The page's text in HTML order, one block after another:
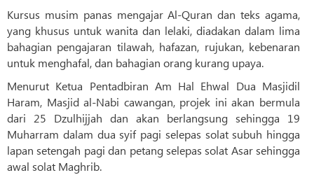
Kursus musim panas mengajar Al-Quran dan teks agama,
yang khusus untuk wanita dan lelaki, diadakan dalam lima
bahagian pengajaran tilawah, hafazan, rujukan, kebenaran
untuk menghafal, dan bahagian orang kurang upaya.
Menurut Ketua Pentadbiran Am Hal Ehwal Dua Masjidil
Haram, Masjid al-Nabi cawangan, projek ini akan bermula
dari 25 Dzulhijjah dan akan berlangsung sehingga 19
Muharram dalam dua syif pagi selepas solat subuh hingga
lapan setengah pagi dan petang selepas solat Asar sehingga
awal solat Maghrib.